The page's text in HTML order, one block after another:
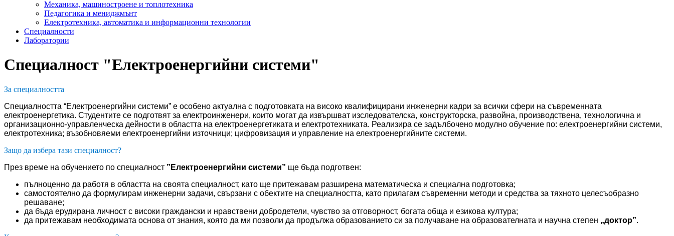
Механика, машиностроене и топлотехника
Педагогика и мениджмънт
Електротехника, автоматика и информационни технологии
Специалности
Лаборатории
Специалност "Електроенергийни системи"
За специалността
Специалността “Електроенергийни системи” е особено актуална с подготовката на високо квалифицирани инженерни кадри за всички сфери на съвременната
електроенергетика. Студентите се подготвят за електроинженери, които могат да извършват изследователска, конструкторска, развойна, производствена, технологична и
организационно-управленческа дейности в областта на електроенергетиката и електротехниката. Реализира се задълбочено модулно обучение по: електроенергийни системи,
електротехника; възобновяеми електроенергийни източници; цифровизация и управление на електроенергийните системи.
Защо да избера тази специалност?
През време на обучението по специалност ”Електроенергийни системи” ще бъда подготвен:
пълноценно да работя в областта на своята специалност, като ще притежавам разширена математическа и специална подготовка;
самостоятелно да формулирам инженерни задачи, свързани с обектите на специалността, като прилагам съвременни методи и средства за тяхното целесъобразно
решаване;
да бъда ерудирана личност с високи граждански и нравствени добродетели, чувство за отговорност, богата обща и езикова култура;
да притежавам необходимата основа от знания, която да ми позволи да продължа образованието си за получаване на образователната и научна степен „доктор”.